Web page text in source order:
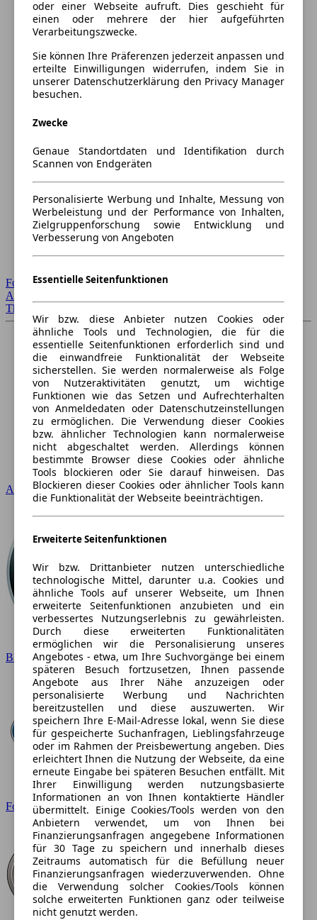
Forum Startseite
Alle Auto-Foren
Themen-Forum
Audi
BMW
Ford
oder einer Webseite aufruft. Dies geschieht für
einen oder mehrere der hier aufgeführten
Verarbeitungszwecke.
Sie können Ihre Präferenzen jederzeit anpassen und
erteilte Einwilligungen widerrufen, indem Sie in
unserer Datenschutzerklärung den Privacy Manager
besuchen.
Zwecke
Genaue Standortdaten und Identifikation durch
Scannen von Endgeräten
Personalisierte Werbung und Inhalte, Messung von
Werbeleistung und der Performance von Inhalten,
Zielgruppenforschung sowie Entwicklung und
Verbesserung von Angeboten
Essentielle Seitenfunktionen
Wir bzw. diese Anbieter nutzen Cookies oder
ähnliche Tools und Technologien, die für die
essentielle Seitenfunktionen erforderlich sind und
die einwandfreie Funktionalität der Webseite
sicherstellen. Sie werden normalerweise als Folge
von Nutzeraktivitäten genutzt, um wichtige
Funktionen wie das Setzen und Aufrechterhalten
von Anmeldedaten oder Datenschutzeinstellungen
zu ermöglichen. Die Verwendung dieser Cookies
bzw. ähnlicher Technologien kann normalerweise
nicht abgeschaltet werden. Allerdings können
bestimmte Browser diese Cookies oder ähnliche
Tools blockieren oder Sie darauf hinweisen. Das
Blockieren dieser Cookies oder ähnlicher Tools kann
die Funktionalität der Webseite beeinträchtigen.
Erweiterte Seitenfunktionen
Wir bzw. Drittanbieter nutzen unterschiedliche
technologische Mittel, darunter u.a. Cookies und
ähnliche Tools auf unserer Webseite, um Ihnen
erweiterte Seitenfunktionen anzubieten und ein
verbessertes Nutzungserlebnis zu gewährleisten.
Durch diese erweiterten Funktionalitäten
ermöglichen wir die Personalisierung unseres
Angebotes - etwa, um Ihre Suchvorgänge bei einem
späteren Besuch fortzusetzen, Ihnen passende
Angebote aus Ihrer Nähe anzuzeigen oder
personalisierte Werbung und Nachrichten
bereitzustellen und diese auszuwerten. Wir
speichern Ihre E-Mail-Adresse lokal, wenn Sie diese
für gespeicherte Suchanfragen, Lieblingsfahrzeuge
oder im Rahmen der Preisbewertung angeben. Dies
erleichtert Ihnen die Nutzung der Webseite, da eine
erneute Eingabe bei späteren Besuchen entfällt. Mit
Ihrer Einwilligung werden nutzungsbasierte
Informationen an von Ihnen kontaktierte Händler
übermittelt. Einige Cookies/Tools werden von den
Anbietern verwendet, um von Ihnen bei
Finanzierungsanfragen angegebene Informationen
für 30 Tage zu speichern und innerhalb dieses
Zeitraums automatisch für die Befüllung neuer
Finanzierungsanfragen wiederzuverwenden. Ohne
die Verwendung solcher Cookies/Tools können
solche erweiterten Funktionen ganz oder teilweise
nicht genutzt werden.